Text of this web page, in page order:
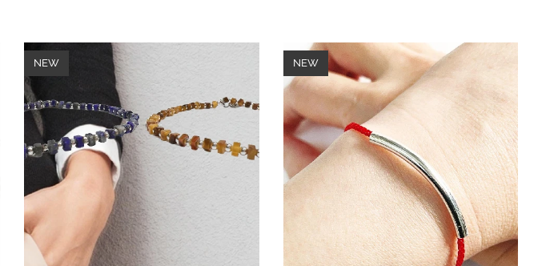
NEW NEW